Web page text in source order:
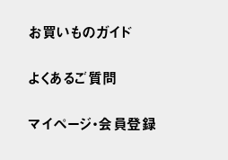
お買いものガイド
よくあるご質問
マイページ・会員登録